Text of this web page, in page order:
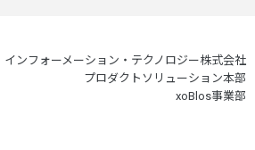
インフォーメーション・テクノロジー株式会社
プロダクトソリューション本部
xoBlos事業部